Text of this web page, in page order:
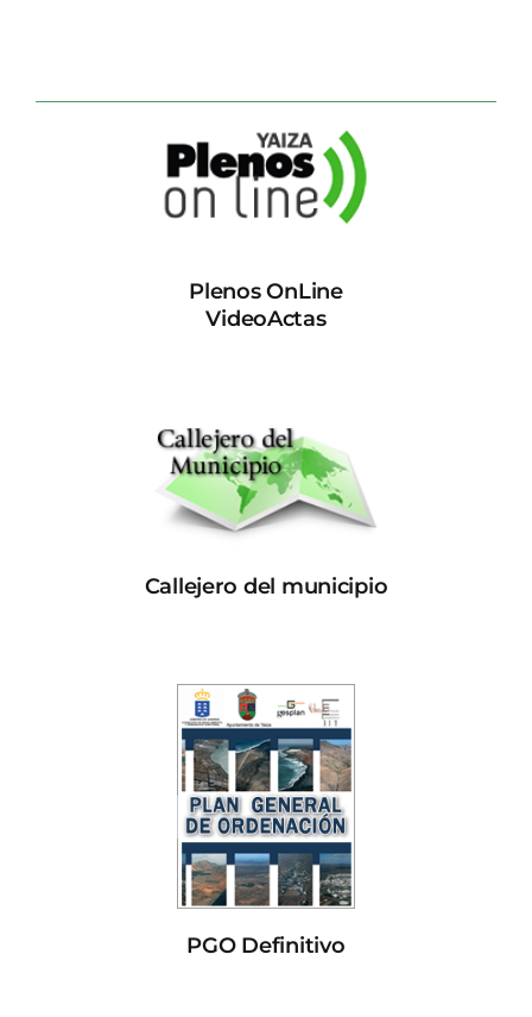
Plenos OnLine
VideoActas
Callejero del municipio
PGO Definitivo